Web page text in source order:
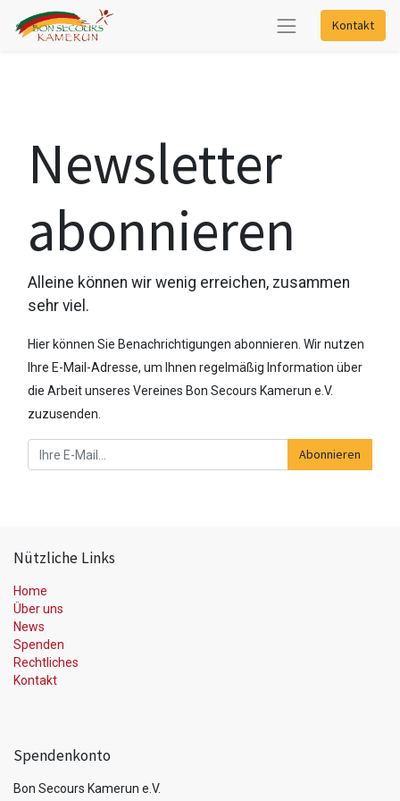
Kontakt
Newsletter
abonnieren
Alleine können wir wenig erreichen, zusammen
sehr viel.
Hier können Sie Benachrichtigungen abonnieren. Wir nutzen
Ihre E-Mail-Adresse, um Ihnen regelmäßig Information über
die Arbeit unseres Vereines Bon Secours Kamerun e.V.
zuzusenden.
Abonnieren
Nützliche Links
Home
Über uns
News
Spenden
Rechtliches
Kontakt
Spendenkonto
Bon Secours Kamerun e.V.